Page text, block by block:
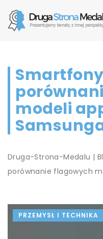
modeli
Druga-Strona-Medalu |
porównanie flagowych
PRZEMYSŁ I TECHNIKA